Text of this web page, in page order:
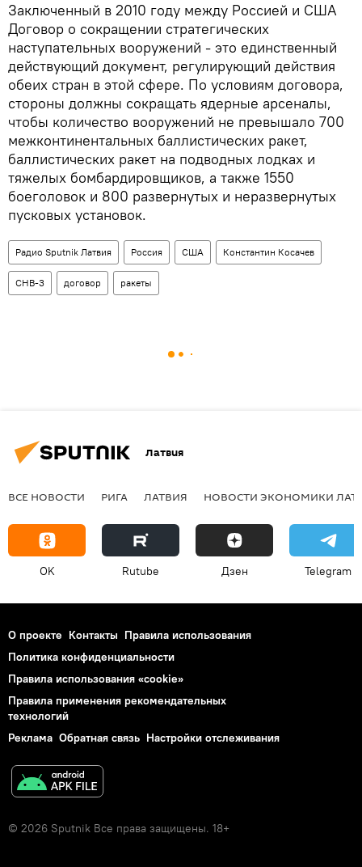
Заключенный в 2010 году между Россией и США
Договор о сокращении стратегических
наступательных вооружений - это единственный
действующий документ, регулирующий действия
обеих стран в этой сфере. По условиям договора,
стороны должны сокращать ядерные арсеналы,
чтобы количество вооружений не превышало 700
межконтинентальных баллистических ракет,
баллистических ракет на подводных лодках и
тяжелых бомбардировщиков, а также 1550
боеголовок и 800 развернутых и неразвернутых
пусковых установок.
Радио Sputnik Латвия Россия США Константин Косачев
СНВ-3 договор ракеты
Латвия
ВСЕ НОВОСТИ РИГА ЛАТВИЯ НОВОСТИ ЭКОНОМИКИ
OK Rutube Дзен Telegram
О проекте Контакты Правила использования
Политика конфиденциальности
Правила использования «cookie»
Правила применения рекомендательных
технологий
Реклама Обратная связь Настройки отслеживания
© 2026 Sputnik Все права защищены. 18+